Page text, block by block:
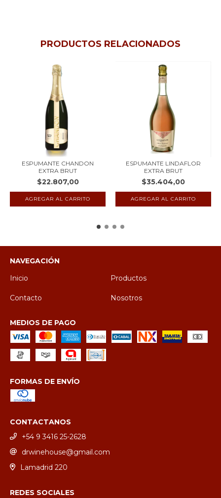
PRODUCTOS RELACIONADOS
ESPUMANTE CHANDON
EXTRA BRUT
$22.807,00
ESPUMANTE LINDAFLOR
EXTRA BRUT
$35.404,00
NAVEGACIÓN
Inicio
Productos
Contacto Nosotros
MEDIOS DE PAGO
FORMAS DE ENVÍO
CONTACTANOS
+54 9 3416 25-2628
drwinehouse@gmail.com
Lamadrid 220
REDES SOCIALES